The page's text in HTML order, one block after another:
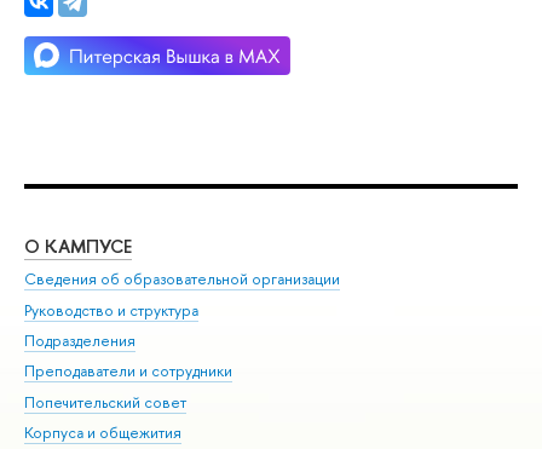
О КАМПУСЕ
Сведения об образовательной организации
Руководство и структура
Подразделения
Преподаватели и сотрудники
Попечительский совет
Корпуса и общежития